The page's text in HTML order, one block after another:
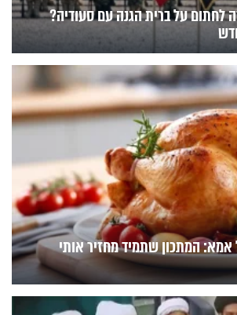
לחתום על ברית הגנה עם סעודיה?
המתכון שתמיד מחזיר אותי